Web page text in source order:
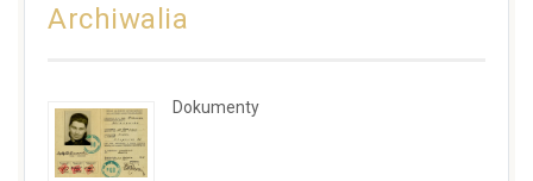
Archiwalia
Dokumenty